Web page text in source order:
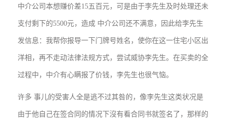
中介公司本想赚价差15五百元，可是由于李先生及时处理还未
支付剩下的5500元，造成 中介公司还不满意，因此给李先生
发信息：我帮你报导一下门牌号姓名，使你在这一住宅小区出
洋相，再不走动法律法规方式，尝试威协李先生。在买卖的全
过程中，中介有心瞒报了价钱，李先生也很气恼。
许多 事儿的受害人全是逃不过其咎的，像李先生这类状况是
由于他自己在签合同的情况下沒有看合同书就签名了，那样的